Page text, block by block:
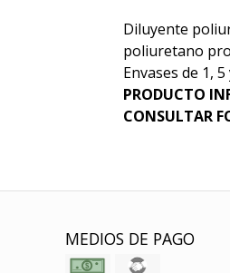
Diluyente
poliuretano
Envases de 1,
PRODUCTO
CONSULTAR
MEDIOS DE PAGO